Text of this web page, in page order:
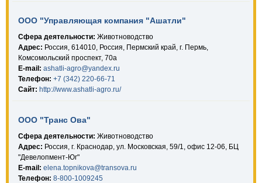
ООО "Управляющая компания "Ашатли"
Сфера деятельности: Животноводство
Адрес: Россия, 614010, Россия, Пермский край, г. Пермь,
Комсомольский проспект, 70а
E-mail: ashatli-agro@yandex.ru
Телефон: +7 (342) 220-66-71
Сайт: http://www.ashatli-agro.ru/
ООО "Транс Ова"
Сфера деятельности: Животноводство
Адрес: Россия, г. Краснодар, ул. Московская, 59/1, офис 12-06, БЦ
"Девелопмент-Юг"
E-mail: elena.topnikova@transova.ru
Телефон: 8-800-1009245